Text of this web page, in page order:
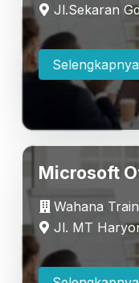
Jl.Sekaran
Selengkapnya
Microsoft
Wahana
Jl. MT